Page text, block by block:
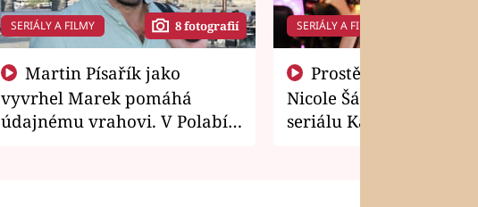
SERIÁLY A FILMY 8 fotografií
vyvrhel Marek pomáhá
údajnému vrahovi. V Polabí
SERIÁLY A FILMY
Nicole Šáchová získala
seriálu Kamarádi